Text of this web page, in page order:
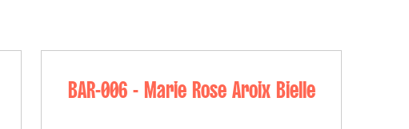
BAR-006 - Marie Rose Aroix Bielle